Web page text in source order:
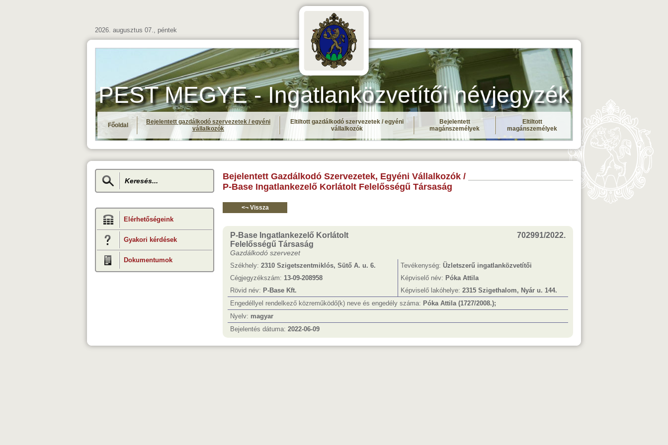
2026. augusztus 07., péntek
PEST MEGYE - Ingatlanközvetítői névjegyzék
Főoldal
Bejelentett gazdálkodó szervezetek / egyéni
vállalkozók
Eltiltott gazdálkodó szervezetek / egyéni
vállalkozók
Bejelentett
magánszemélyek
Eltiltott
magánszemélyek
Elérhetőségeink
Gyakori kérdések
Dokumentumok
Bejelentett Gazdálkodó Szervezetek, Egyéni Vállalkozók /
P-Base Ingatlankezelő Korlátolt Felelősségű Társaság
<¬ Vissza
P-Base Ingatlankezelő Korlátolt
Felelősségű Társaság
Gazdálkodó szervezet
702991/2022.
Székhely: 2310 Szigetszentmiklós, Sütő A. u. 6. Tevékenység: Üzletszerű ingatlanközvetítői
Cégjegyzékszám: 13-09-208958 Képviselő név: Póka Attila
Rövid név: P-Base Kft. Képviselő lakóhelye: 2315 Szigethalom, Nyár u. 144.
Engedéllyel rendelkező közreműködő(k) neve és engedély száma: Póka Attila (1727/2008.);
Nyelv: magyar
Bejelentés dátuma: 2022-06-09